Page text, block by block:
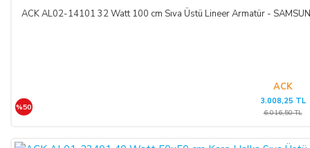
ACK AL02-14101 32 Watt 100 cm Sıva Üstü Lineer Armatür -
ACK
%50
3.008,25 TL
6.016,50 TL